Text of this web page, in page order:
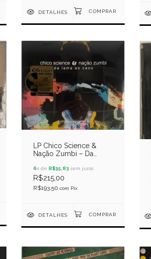
DETALHES
LP Chico Science &
Nação Zumbi – Da
6x de R$35,83 sem juros
R$215,00
R$193,50 com Pix
DETALHES